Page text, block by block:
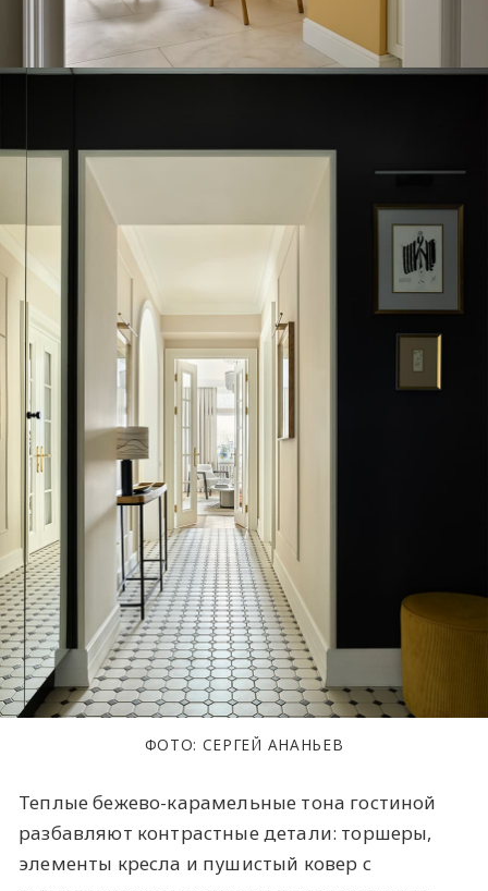
ФОТО: СЕРГЕЙ АНАНЬЕВ
Теплые бежево-карамельные тона гостиной
разбавляют контрастные детали: торшеры,
элементы кресла и пушистый ковер с